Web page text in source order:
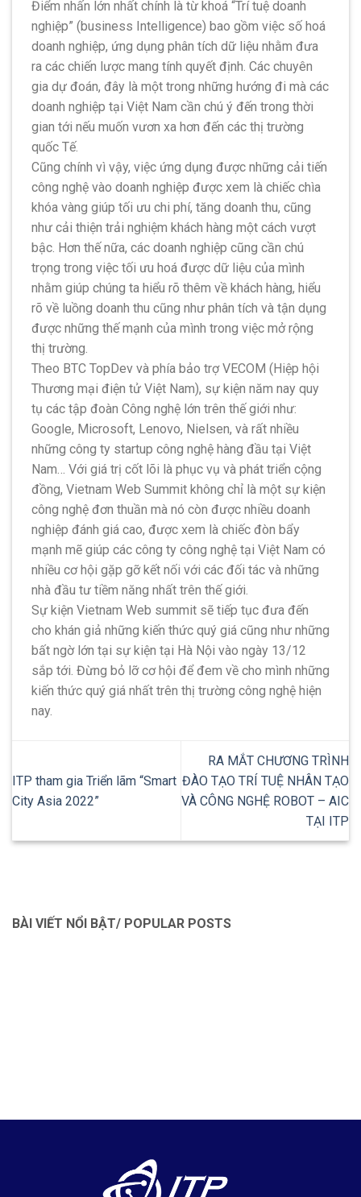
Điểm nhấn lớn nhất chính là từ khoá “Trí tuệ doanh
nghiệp” (business Intelligence) bao gồm việc số hoá
doanh nghiệp, ứng dụng phân tích dữ liệu nhằm đưa
ra các chiến lược mang tính quyết định. Các chuyên
gia dự đoán, đây là một trong những hướng đi mà các
doanh nghiệp tại Việt Nam cần chú ý đến trong thời
gian tới nếu muốn vươn xa hơn đến các thị trường
quốc Tế.
Cũng chính vì vậy, việc ứng dụng được những cải tiến
công nghệ vào doanh nghiệp được xem là chiếc chìa
khóa vàng giúp tối ưu chi phí, tăng doanh thu, cũng
như cải thiện trải nghiệm khách hàng một cách vượt
bậc. Hơn thế nữa, các doanh nghiệp cũng cần chú
trọng trong việc tối ưu hoá được dữ liệu của mình
nhằm giúp chúng ta hiểu rõ thêm về khách hàng, hiểu
rõ về luồng doanh thu cũng như phân tích và tận dụng
được những thế mạnh của mình trong việc mở rộng
thị trường.
Theo BTC TopDev và phía bảo trợ VECOM (Hiệp hội
Thương mại điện tử Việt Nam), sự kiện năm nay quy
tụ các tập đoàn Công nghệ lớn trên thế giới như:
Google, Microsoft, Lenovo, Nielsen, và rất nhiều
những công ty startup công nghệ hàng đầu tại Việt
Nam… Với giá trị cốt lõi là phục vụ và phát triển cộng
đồng, Vietnam Web Summit không chỉ là một sự kiện
công nghệ đơn thuần mà nó còn được nhiều doanh
nghiệp đánh giá cao, được xem là chiếc đòn bẩy
mạnh mẽ giúp các công ty công nghệ tại Việt Nam có
nhiều cơ hội gặp gỡ kết nối với các đối tác và những
nhà đầu tư tiềm năng nhất trên thế giới.
Sự kiện Vietnam Web summit sẽ tiếp tục đưa đến
cho khán giả những kiến thức quý giá cũng như những
bất ngờ lớn tại sự kiện tại Hà Nội vào ngày 13/12
sắp tới. Đừng bỏ lỡ cơ hội để đem về cho mình những
kiến thức quý giá nhất trên thị trường công nghệ hiện
nay.
ITP tham gia Triển lãm “Smart
City Asia 2022”
RA MẮT CHƯƠNG TRÌNH
ĐÀO TẠO TRÍ TUỆ NHÂN TẠO
VÀ CÔNG NGHỆ ROBOT – AIC
TẠI ITP
BÀI VIẾT NỔI BẬT/ POPULAR POSTS